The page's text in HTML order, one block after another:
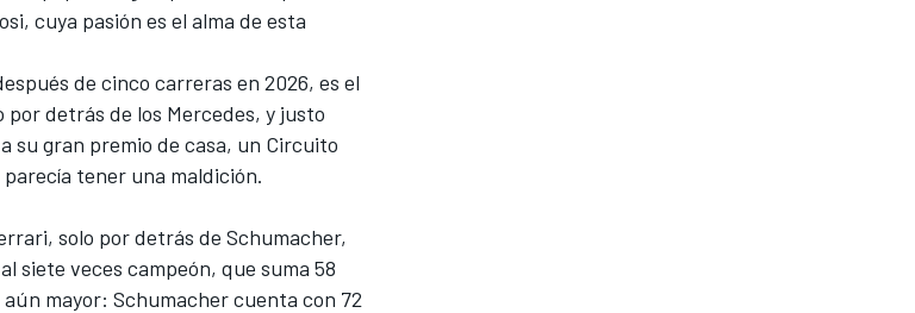
cuya pasión es el alma de esta
de cinco carreras en 2026, es el
por detrás de los Mercedes, y justo
su gran premio de casa, un Circuito
parecía tener una maldición.
solo por detrás de Schumacher,
siete veces campeón, que suma 58
mayor: Schumacher cuenta con 72